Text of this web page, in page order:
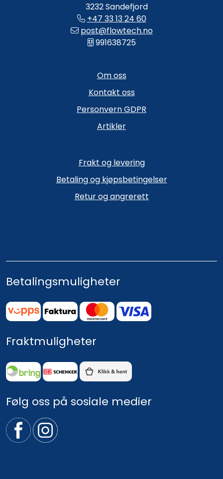
Betalingsmuligheter
Fraktmuligheter
Følg oss på sosiale medier
3232 Sandefjord
+47 33 13 24 60
post@flowtech.no
991638725
Om oss
Kontakt oss
Personvern GDPR
Artikler
Frakt og levering
Betaling og kjøpsbetingelser
Retur og angrerett